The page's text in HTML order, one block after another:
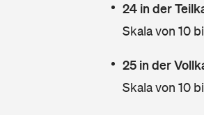
24 in der
Skala von 10
25 in der
Skala von 10